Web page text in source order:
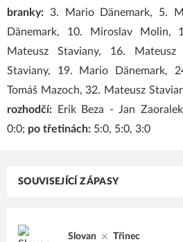
SOUVISEJÍCÍ ZÁPASY
Slovan Třinec
branky: 3. Mario Dänemark, 5.
Dänemark, 10. Miroslav Molin,
Mateusz Staviany, 16.
Staviany, 19. Mario Dänemark,
Tomáš Mazoch, 32. Mateusz
rozhodčí:
Erik Beza - Jan
0:0; po třetinách: 5:0, 5:0, 3:0